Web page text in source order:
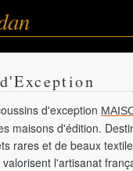
d'exception
maisons d'édition.
rares et de beaux
l'artisanat